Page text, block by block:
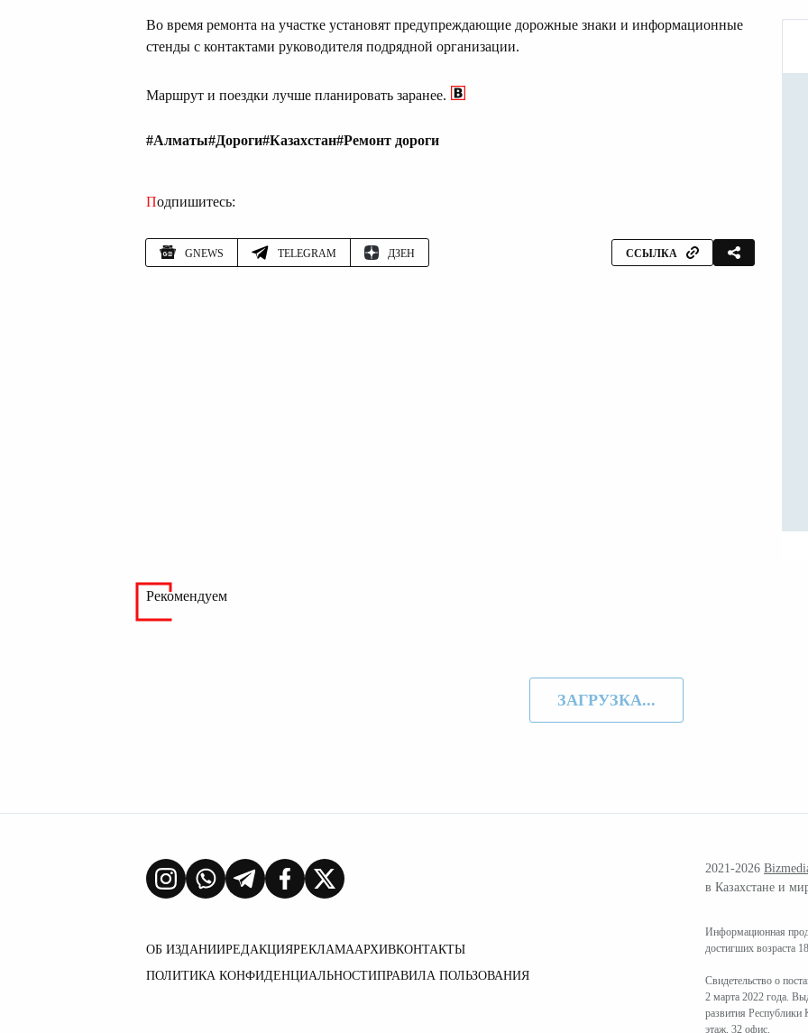
Во время ремонта на участке установят предупреждающие дорожные знаки и информационные
стенды с контактами руководителя подрядной организации.
Маршрут и поездки лучше планировать заранее.
#Алматы#Дороги#Казахстан#Ремонт дороги
Подпишитесь:
GNEWS TELEGRAM ДЗЕН ССЫЛКА
Рекомендуем
ЗАГРУЗКА...
ОБ ИЗДАНИИРЕДАКЦИЯРЕКЛАМААРХИВКОНТАКТЫ
ПОЛИТИКА КОНФИДЕНЦИАЛЬНОСТИПРАВИЛА ПОЛЬЗОВАНИЯ
2021-2026
в Казахстане и
Информационная
достигших возраста
Свидетельство о
2 марта 2022 года.
развития Республики
этаж, 32 офис.